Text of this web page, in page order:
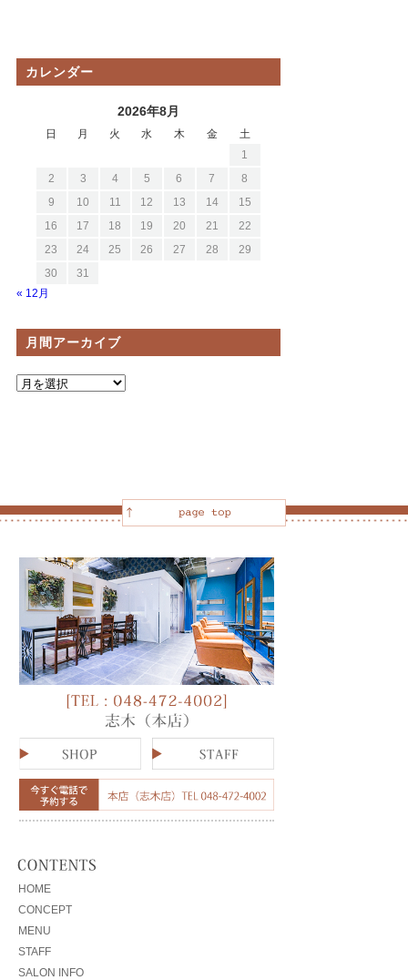
カレンダー
2026年8月
日 月 火 水 木 金
土
1
2
3 4 5 6 7
8
9
10 11 12 13 14
15
16
17 18 19 20 21
22
23
24 25 26 27 28
29
30
31
« 12月
月間アーカイブ
HOME
CONCEPT
MENU
STAFF
SALON INFO